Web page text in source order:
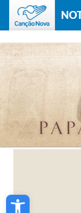
Open toolbar